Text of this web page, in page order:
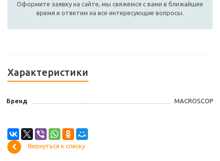
Оформите заявку на сайте, мы свяжемся с вами в ближайшее
время и ответим на все интересующие вопросы.
Характеристики
Бренд MACROSCOP
Вернуться к списку